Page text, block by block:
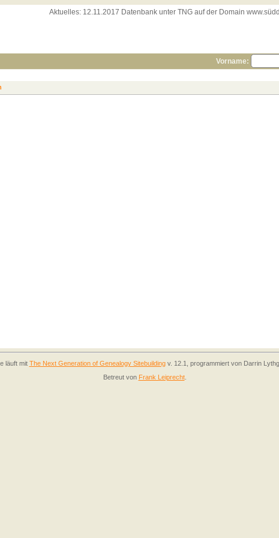
Aktuelles: 12.11.2017 Datenbank unter TNG auf der Domain
Vorname:
läuft mit The Next Generation of Genealogy Sitebuildingv. 12.1, programmiert von Darrin
Betreut von Frank Leiprecht.